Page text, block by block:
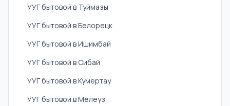
УУГ бытовой в Туймазы
УУГ бытовой в Белорецк
УУГ бытовой в Ишимбай
УУГ бытовой в Сибай
УУГ бытовой в Кумертау
УУГ бытовой в Мелеуз